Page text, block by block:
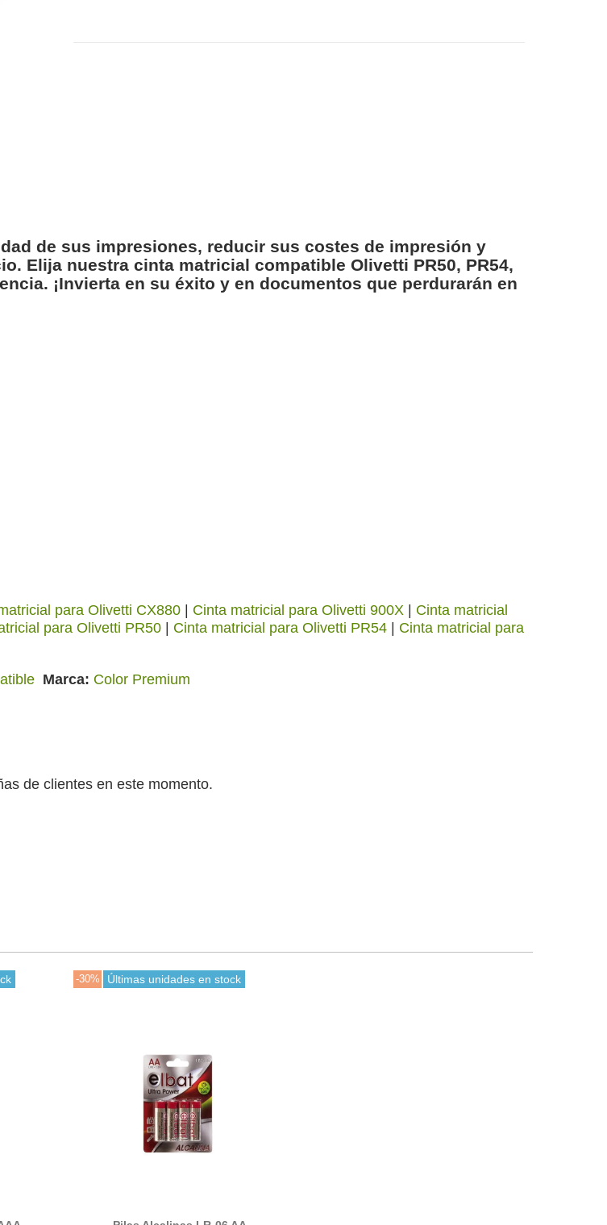
de sus impresiones, reducir sus costes de impresión y
Elija nuestra cinta matricial compatible Olivetti PR50, PR54,
¡Invierta en su éxito y en documentos que perdurarán en
para Olivetti CX880 Cinta matricial para Olivetti 900X
Cinta matricial
para Olivetti PR50 Cinta matricial para Olivetti PR54
Cinta matricial para
Marca Color Premium
de clientes en este momento.
-30% Últimas unidades en stock